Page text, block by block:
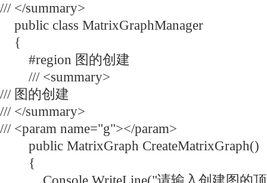
/// </summary>
public class MatrixGraphManager
{
#region 图的创建
/// <summary>
/// 图的创建
/// </summary>
/// <param name="g"></param>
public MatrixGraph CreateMatrixGraph()
{